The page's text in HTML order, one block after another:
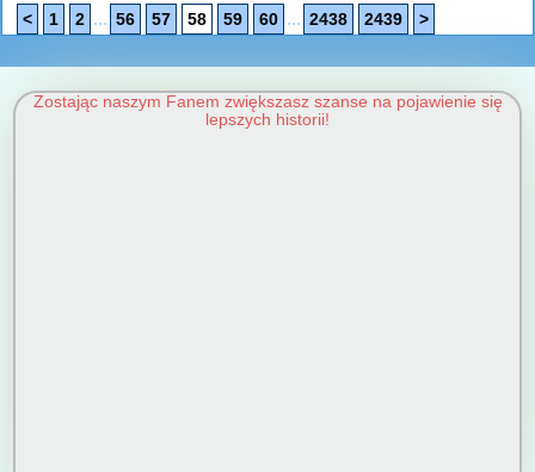
< 1 2 ... 56 57 58 59 60 ... 2438 2439 >
Zostając naszym Fanem zwiększasz szanse na pojawienie się
lepszych historii!